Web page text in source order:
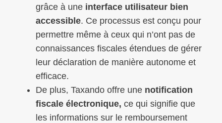
grâce à une interface utilisateur bien
accessible. Ce processus est conçu pour
permettre même à ceux qui n’ont pas de
connaissances fiscales étendues de gérer
leur déclaration de manière autonome et
efficace.
De plus, Taxando offre une notification
fiscale électronique, ce qui signifie que
les informations sur le remboursement